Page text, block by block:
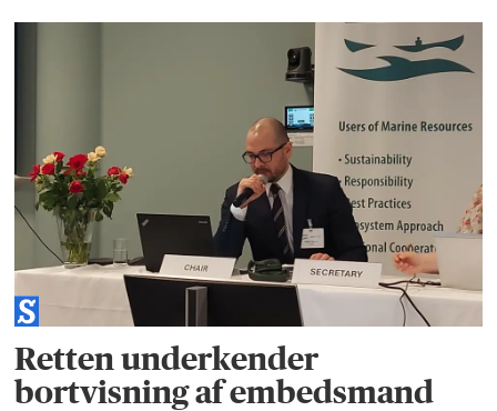
Retten underkender
bortvisning af embedsmand